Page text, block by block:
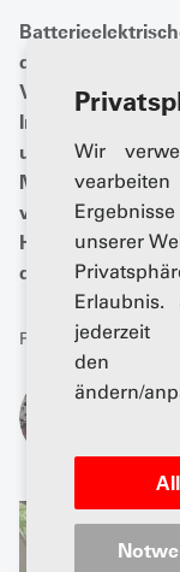
Wir
vearbeiten
unserer
den
ändern/
des
Verkaufszahlen
Importeure
und drastisch
Mobilität neuen
verleihen. Diese
Hürden auf, bis
denkbar ist.
Publiziert: 28.
Von